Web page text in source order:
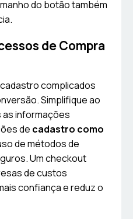
do botão também
de Compra
complicados
Simplifique ao
as informações
de cadastro como
de métodos de
Um checkout
de custos
confiança e reduz o